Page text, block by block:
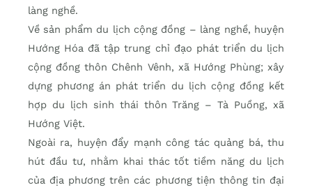
làng nghề.
Về sản phẩm du lịch cộng đồng – làng nghề, huyện
Hướng Hóa đã tập trung chỉ đạo phát triển du lịch
cộng đồng thôn Chênh Vênh, xã Hướng Phùng; xây
dựng phương án phát triển du lịch cộng đồng kết
hợp du lịch sinh thái thôn Trăng – Tà Puồng, xã
Hướng Việt.
Ngoài ra, huyện đẩy mạnh công tác quảng bá, thu
hút đầu tư, nhằm khai thác tốt tiềm năng du lịch
của địa phương trên các phương tiện thông tin đại